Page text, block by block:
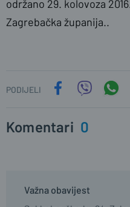
održano 29. kolovoza
Zagrebačka županija..
PODIJELI
Komentari 0
Važna obavijest